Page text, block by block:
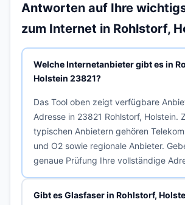
Antworten auf Ihre
zum Internet in Rohlstorf,
Welche Internetanbieter gibt es in
Holstein 23821?
Das Tool oben zeigt verfügbare
Adresse in 23821 Rohlstorf, Holstein.
typischen Anbietern gehören
und O2 sowie regionale Anbieter.
genaue Prüfung Ihre vollständige
Gibt es Glasfaser in Rohlstorf,